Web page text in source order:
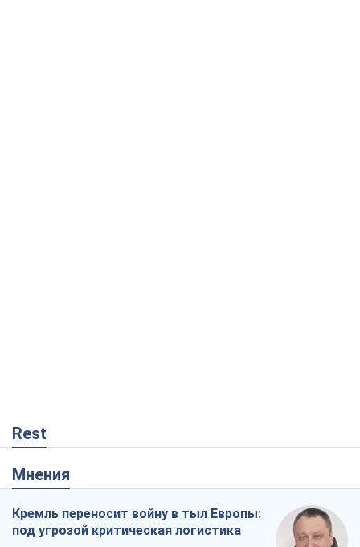
Rest
Мнения
Кремль переносит войну в тыл Европы:
под угрозой критическая логистика